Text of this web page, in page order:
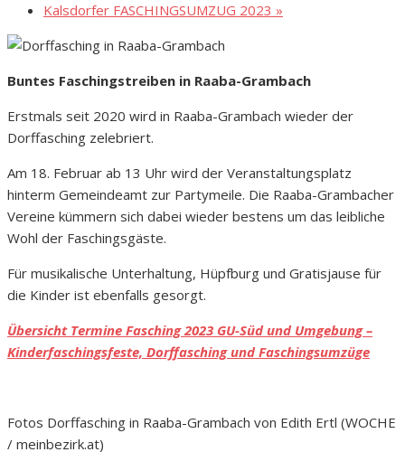
Kalsdorfer FASCHINGSUMZUG 2023 »
Buntes Faschingstreiben in Raaba-Grambach
Erstmals seit 2020 wird in Raaba-Grambach wieder der
Dorffasching zelebriert.
Am 18. Februar ab 13 Uhr wird der Veranstaltungsplatz
hinterm Gemeindeamt zur Partymeile. Die Raaba-Grambacher
Vereine kümmern sich dabei wieder bestens um das leibliche
Wohl der Faschingsgäste.
Für musikalische Unterhaltung, Hüpfburg und Gratisjause für
die Kinder ist ebenfalls gesorgt.
Übersicht Termine Fasching 2023 GU-Süd und Umgebung –
Kinderfaschingsfeste, Dorffasching und Faschingsumzüge
Fotos Dorffasching in Raaba-Grambach von Edith Ertl (WOCHE
/ meinbezirk.at)